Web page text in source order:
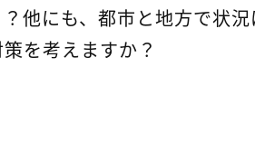
他にも、都市と地方で状
を考えますか？